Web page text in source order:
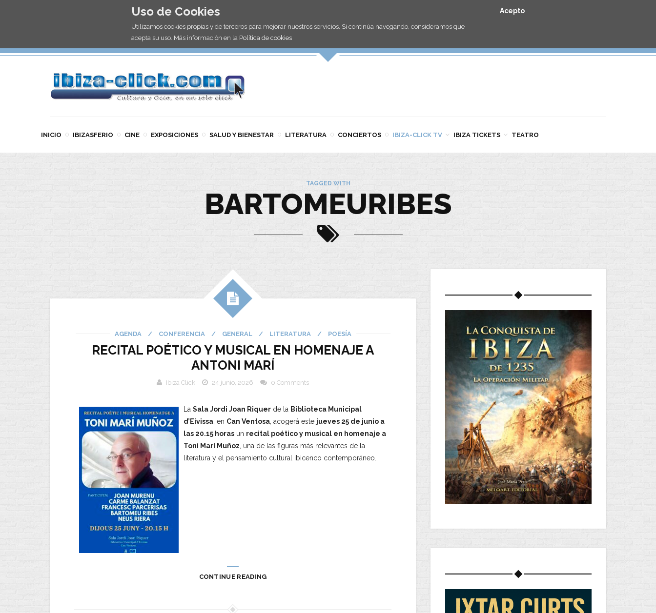
Uso de Cookies
Utilizamos cookies propias y de terceros para mejorar nuestros servicios. Si continúa navegando, consideramos que
acepta su uso. Más información en la Política de cookies
Acepto
INICIO IBIZASFERIO CINE EXPOSICIONES SALUD Y BIENESTAR LITERATURA CONCIERTOS IBIZA-CLICK TV IBIZA TICKETS TEATRO
TAGGED WITH
BARTOMEURIBES
AGENDA / CONFERENCIA / GENERAL / LITERATURA / POESÍA
RECITAL POÉTICO Y MUSICAL EN HOMENAJE A
ANTONI MARÍ
Ibiza Click 24 junio, 2026 0 Comments
La Sala Jordi Joan Riquer de la Biblioteca Municipal
d’Eivissa , en Can Ventosa , acogerá este jueves 25 de junio a
las 20.15 horas un recital poético y musical en homenaje a
Toni Marí Muñoz , una de las figuras más relevantes de la
literatura y el pensamiento cultural ibicenco contemporáneo.
CONTINUE READING